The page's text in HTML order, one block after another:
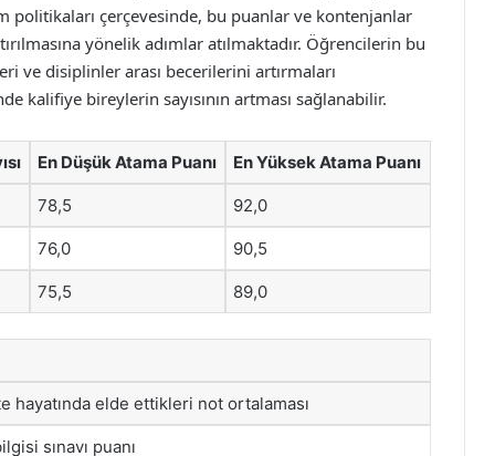
çerçevesinde, bu puanlar ve kontenjanlar
yönelik adımlar atılmaktadır. Öğrencilerin bu
disiplinler arası becerilerini artırmaları
kalifiye bireylerin sayısının artması sağlanabilir.
En Düşük Atama Puanı En Yüksek Atama Puanı
78,5 92,0
76,0 90,5
75,5 89,0
hayatında elde ettikleri not ortalaması
sınavı puanı